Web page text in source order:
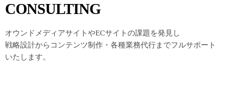
CONSULTING
オウンドメディアサイトやECサイトの課題を発見し
戦略設計からコンテンツ制作・各種業務代行までフルサポート
いたします。